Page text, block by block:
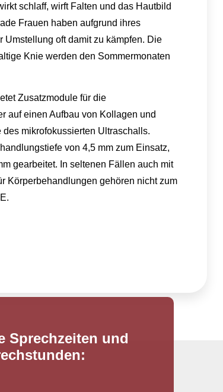
schlaff, wirft Falten und das Hautbild
Frauen haben aufgrund ihres
oft damit zu kämpfen. Die
Knie werden den Sommermonaten
Zusatzmodule für die
auf einen Aufbau von Kollagen und
mikrofokussierten Ultraschalls.
von 4,5 mm zum Einsatz,
gearbeitet. In seltenen Fällen auch mit
Körperbehandlungen gehören nicht zum
Sprechzeiten und